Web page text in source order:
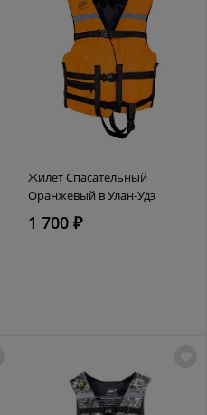
Жилет Спасательный
Оранжевый в Улан-Удэ
1 700 ₽